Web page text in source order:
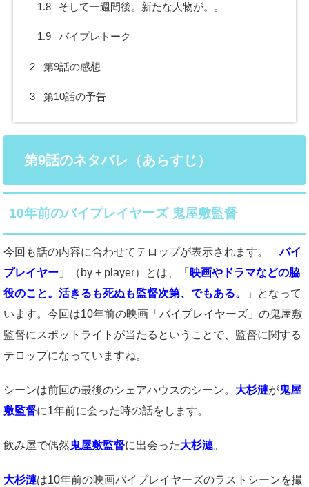
1.8 そして一週間後。新たな人物が。。
1.9 バイプレトーク
2 第9話の感想
3 第10話の予告
第9話のネタバレ（あらすじ）
10年前のバイプレイヤーズ 鬼屋敷監督
今回も話の内容に合わせてテロップが表示されます。「バイ
プレイヤー 」（by + player）とは、「 映画やドラマなどの脇
役のこと。活きるも死ぬも監督次第、でもある。
」となって
います。今回は10年前の映画「バイプレイヤーズ」の鬼屋敷
監督にスポットライトが当たるということで、監督に関する
テロップになっていますね。
シーンは前回の最後のシェアハウスのシーン。 大杉漣が鬼屋
敷監督に1年前に会った時の話をします。
飲み屋で偶然鬼屋敷監督に出会った大杉漣。
大杉漣は10年前の映画バイプレイヤーズのラストシーンを撮